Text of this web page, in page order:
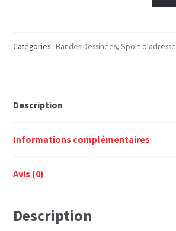
T3
ouaÏ
Catégories :Bandes Dessinées,Sport d'adresse
Description
Informations complémentaires
Avis (0)
Description